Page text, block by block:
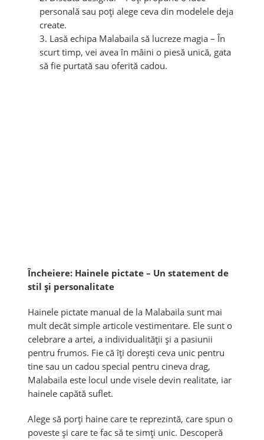
personală sau poți alege ceva din modelele deja
create.
Lasă echipa Malabaila să lucreze magia – În
scurt timp, vei avea în mâini o piesă unică, gata
să fie purtată sau oferită cadou.
Încheiere: Hainele pictate – Un statement de
stil și personalitate
Hainele pictate manual de la Malabaila sunt mai
mult decât simple articole vestimentare. Ele sunt o
celebrare a artei, a individualității și a pasiunii
pentru frumos. Fie că îți dorești ceva unic pentru
tine sau un cadou special pentru cineva drag,
Malabaila este locul unde visele devin realitate, iar
hainele capătă suflet.
Alege să porți haine care te reprezintă, care spun o
poveste și care te fac să te simți unic. Descoperă